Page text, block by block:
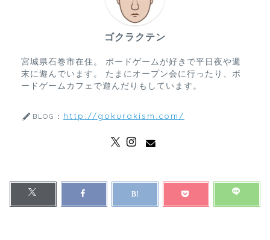
ゴクラクテン
宮城県石巻市在住。 ボードゲームが好きで平日夜や週
末に遊んでいます。 たまにオープン会に行ったり、ボ
ードゲームカフェで遊んだりもしています。
BLOG： http://gokurakism.com/